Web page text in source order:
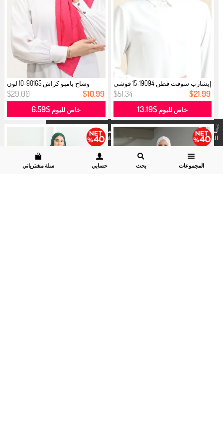
Xلتسهيل عملية الشراء لكم نستخدم الكوكيز المشروع به . لرؤية
التفاصيليمكنكم زيارة موقعنا قسم سرية البيانات وسياسة الكوكيز.
المجموعات بحث حسابي سلة مشترياتي
إيشارب سوفت قطن 19094-15 فوشي
أخضر...
$51.34 $21.99
خاص لليوم$13.19
وشاح بامبو كراش 90165-10 لون
فوشيا...
$29.00 $10.99
خاص لليوم $6.59